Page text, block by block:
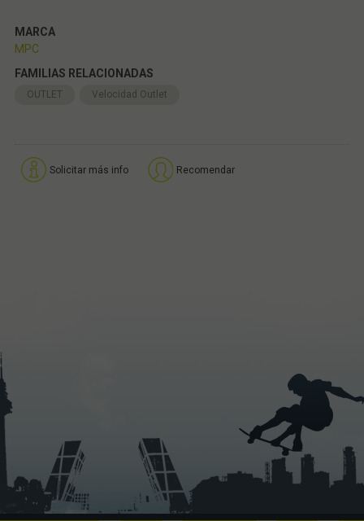
MARCA
MPC
FAMILIAS RELACIONADAS
OUTLET Velocidad Outlet
Solicitar más info Recomendar